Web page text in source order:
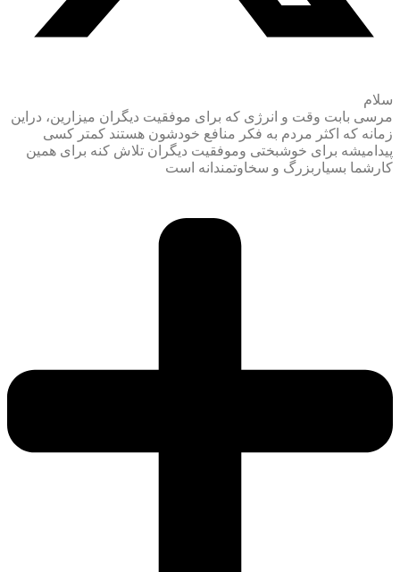
سلام
مرسی بابت وقت و انرژی که برای موفقیت دیگران میزارین، دراین
زمانه که اکثر مردم به فکر منافع خودشون هستند کمتر کسی
پیدامیشه برای خوشبختی وموفقیت دیگران تلاش کنه برای همین
کارشما بسیاربزرگ و سخاوتمندانه است